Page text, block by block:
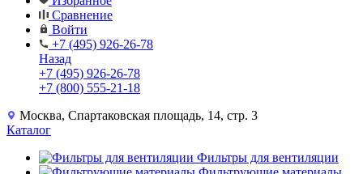
Сравнение
Войти
+7 (495) 926-26-78
Назад
+7 (495) 926-26-78
+7 (800) 555-21-18
Москва, Спартаковская площадь, 14, стр. 3
Каталог
Фильтры для вентиляции